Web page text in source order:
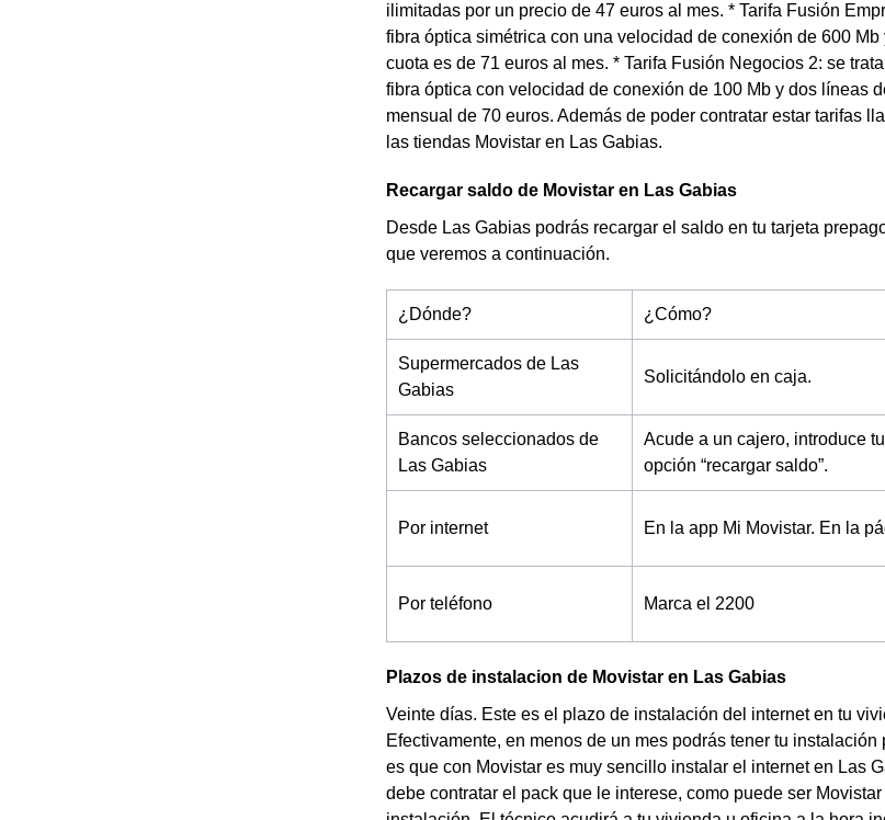
ilimitadas por un precio de 47 euros al mes. * Tarifa Fusión
fibra óptica simétrica con una velocidad de conexión de 600
cuota es de 71 euros al mes. * Tarifa Fusión Negocios 2: se
fibra óptica con velocidad de conexión de 100 Mb y dos líneas
mensual de 70 euros. Además de poder contratar estar tarifas
las tiendas Movistar en Las Gabias.
Recargar saldo de Movistar en Las Gabias
Desde Las Gabias podrás recargar el saldo en tu tarjeta
que veremos a continuación.
¿Dónde? ¿Cómo?
Supermercados de Las
Gabias
Solicitándolo en caja.
Bancos seleccionados de
Las Gabias
Acude a un cajero, introduce
opción “recargar saldo”.
Por internet En la app Mi Movistar. En la
Por teléfono Marca el 2200
Plazos de instalacion de Movistar en Las Gabias
Veinte días. Este es el plazo de instalación del internet en tu
Efectivamente, en menos de un mes podrás tener tu
es que con Movistar es muy sencillo instalar el internet en Las
debe contratar el pack que le interese, como puede ser